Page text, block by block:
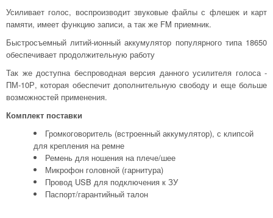
Усиливает голос, воспроизводит звуковые файлы с флешек и карт
памяти, имеет функцию записи, а так же FM приемник.
Быстросъемный литий-ионный аккумулятор популярного типа 18650
обеспечивает продолжительную работу
Так же доступна беспроводная версия данного усилителя голоса -
ПМ-10Р, которая обеспечит дополнительную свободу и еще больше
возможностей применения.
Комплект поставки
Громкоговоритель (встроенный аккумулятор), с клипсой
для крепления на ремне
Ремень для ношения на плече/шее
Микрофон головной (гарнитура)
Провод USB для подключения к ЗУ
Паспорт/гарантийный талон